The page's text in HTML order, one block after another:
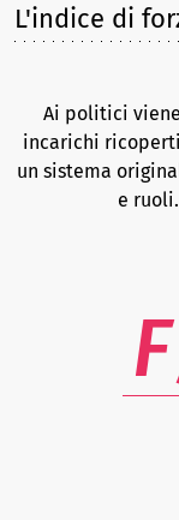
L'indice di
Ai politici
incarichi
un sistema
e
F